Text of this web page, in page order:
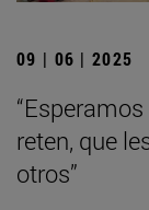
09 | 06 | 2025
reten, que
otros”